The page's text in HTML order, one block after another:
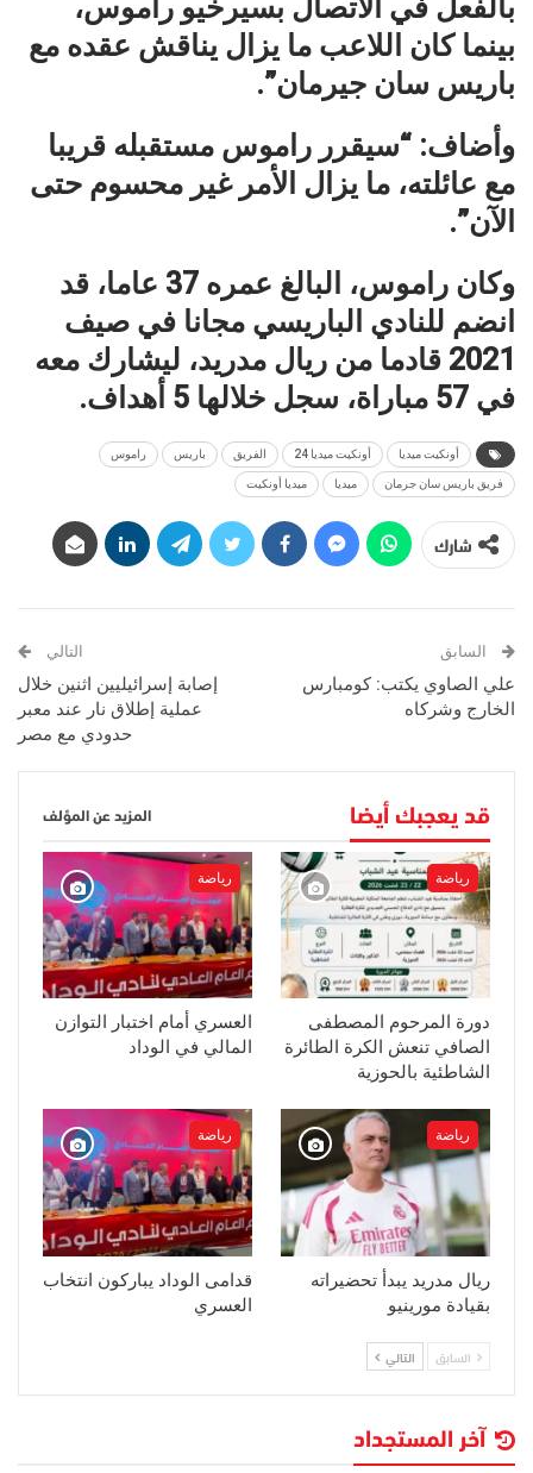
بالفعل في الاتصال بسيرخيو راموس،
بينما كان اللاعب ما يزال يناقش عقده مع
باريس سان جيرمان”.
وأضاف: “سيقرر راموس مستقبله قريبا
مع عائلته، ما يزال الأمر غير محسوم حتى
الآن”.
وكان راموس، البالغ عمره 37 عاما، قد
انضم للنادي الباريسي مجانا في صيف
2021 قادما من ريال مدريد، ليشارك معه
في 57 مباراة، سجل خلالها 5 أهداف.
أونكيت ميديا أونكيت ميديا 24 الفريق باريس راموس
فريق باريس سان جرمان ميديا ميديا أونكيت
شارك
السابق
علي الصاوي يكتب: كومبارس
الخارج وشركاه
التالي
إصابة إسرائيليين اثنين خلال
عملية إطلاق نار عند معبر
حدودي مع مصر
قد يعجبك أيضا المزيد عن المؤلف
رياضة
دورة المرحوم المصطفى
الصافي تنعش الكرة الطائرة
الشاطئية بالحوزية
رياضة
العسري أمام اختبار التوازن
المالي في الوداد
رياضة
ريال مدريد يبدأ تحضيراته
بقيادة مورينيو
رياضة
قدامى الوداد يباركون انتخاب
العسري
السابق التالي
آخر المستجداد